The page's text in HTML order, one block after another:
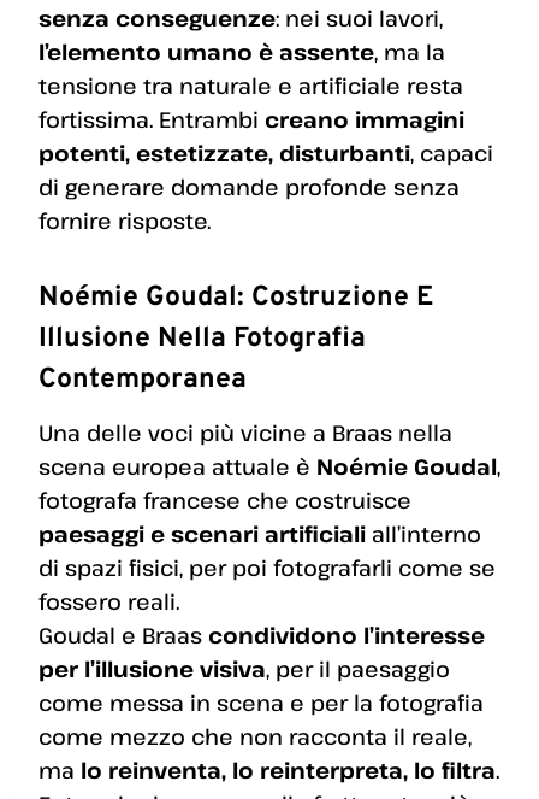
senza conseguenze: nei suoi lavori,
l’elemento umano è assente, ma la
tensione tra naturale e artificiale resta
fortissima. Entrambi creano immagini
potenti, estetizzate, disturbanti, capaci
di generare domande profonde senza
fornire risposte.
Noémie Goudal: Costruzione E
Illusione Nella Fotografia
Contemporanea
Una delle voci più vicine a Braas nella
scena europea attuale è Noémie Goudal,
fotografa francese che costruisce
paesaggi e scenari artificiali all’interno
di spazi fisici, per poi fotografarli come se
fossero reali.
Goudal e Braas condividono l’interesse
per l’illusione visiva, per il paesaggio
come messa in scena e per la fotografia
come mezzo che non racconta il reale,
ma lo reinventa, lo reinterpreta, lo filtra.